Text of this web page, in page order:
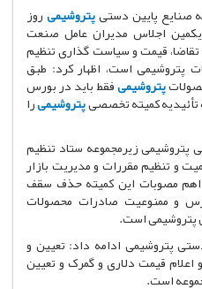
صنایع پایین دستیپتروشیمیروز
تقاضا، قیمت و سیاست گذاری تنظیم
پتروشیمی است، اظهار کرد: طبق
پتروشیمیفقط باید در بورس
تأئیدیه کمیته تخصصیپتروشیمیرا
پتروشیمی زیرمجموعه ستاد تنظیم
و تنظیم مقررات و مدیریت بازار
اهم مصوبات این کمیته حذف سقف
و ممنوعیت صادرات محصولات
پتروشیمی است.
پتروشیمی ادامه داد: تعیین و
اعلام قیمت دلاری و گمرک و تعیین
است.